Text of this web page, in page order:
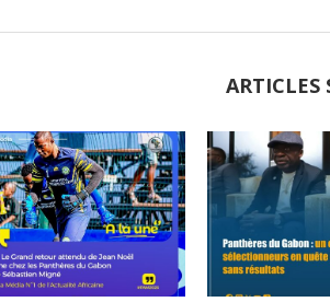
ARTICLES